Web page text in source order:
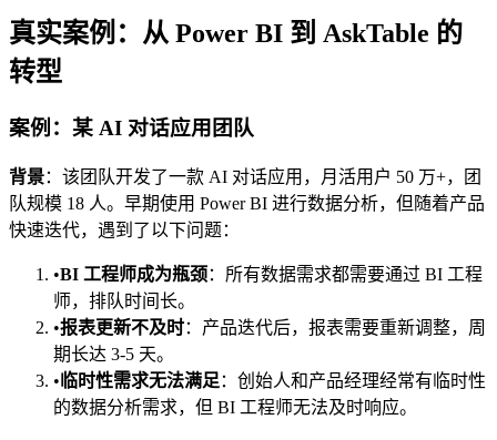
真实案例：从 Power BI 到 AskTable 的
转型
案例：某 AI 对话应用团队
背景：该团队开发了一款 AI 对话应用，月活用户 50 万+，团
队规模 18 人。早期使用 Power BI 进行数据分析，但随着产品
快速迭代，遇到了以下问题：
•BI 工程师成为瓶颈：所有数据需求都需要通过 BI 工程
师，排队时间长。
•报表更新不及时：产品迭代后，报表需要重新调整，周
期长达 3-5 天。
• 临时性需求无法满足 ：创始人和产品经理经常有临时性
的数据分析需求，但 BI 工程师无法及时响应。